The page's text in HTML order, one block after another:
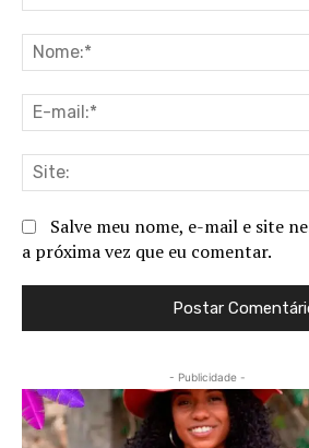
Salve meu nome, e-mail e site
a próxima vez que eu comentar.
- Publicidade -